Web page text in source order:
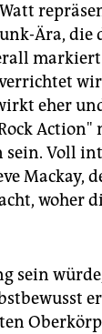
Ära, die
markiert
eher
Action"
sein. Voll
Mackay,
woher
sein